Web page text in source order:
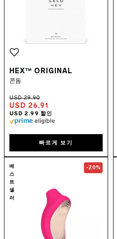
HEX™ ORIGINAL
콘돔
USD 26.91
빠르게 보기
Go to the
베
스
트
셀
러
-20%